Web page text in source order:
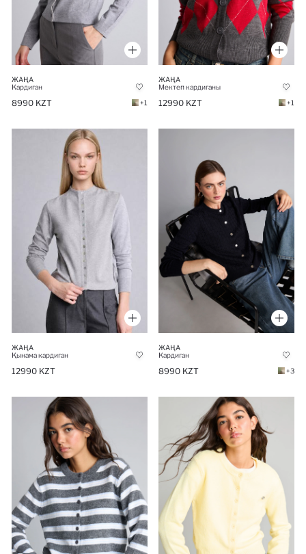
ЖАҢА
Кардиган
8990 KZT +1
ЖАҢА
Мектеп кардиганы
12990 KZT +1
ЖАҢА
Қынама кардиган
12990 KZT
ЖАҢА
Кардиган
8990 KZT +3